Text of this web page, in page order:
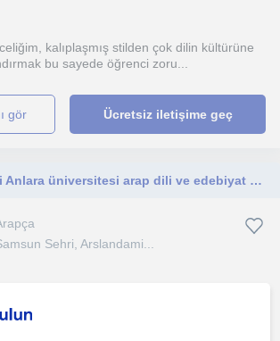
kalıplaşmış stilden çok dilin kültürüne
bu sayede öğrenci zoru...
gör Ücretsiz iletişime geç
Arapça öğretmeni Anlara üniversitesi arap dili ve edebiyat mezunu
Sehri, Arslandami...
üniversitesi arap dili ve edebiyat mezunu